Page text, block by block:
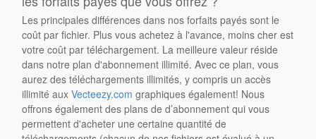
Les principales différences dans nos forfaits payés sont le
coût par fichier. Plus vous achetez à l'avance, moins cher est
votre coût par téléchargement. La meilleure valeur réside
dans notre plan d'abonnement illimité. Avec ce plan, vous
aurez des téléchargements illimités, y compris un accès
illimité auxVecteezy.com graphiques également! Nous
offrons également des plans de d’abonnement qui vous
permettent d'acheter une certaine quantité de